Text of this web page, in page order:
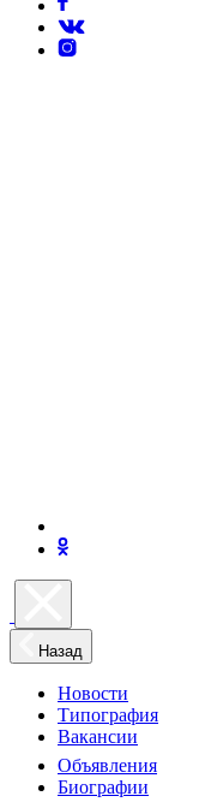
Назад
Новости
Типография
Вакансии
Объявления
Биографии